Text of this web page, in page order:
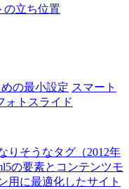
の立ち位置
の最小設定 スマート
ォトスライド
りそうなタグ（2012年
の要素とコンテンツモ
用に最適化したサイト